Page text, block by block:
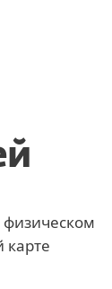
физическом